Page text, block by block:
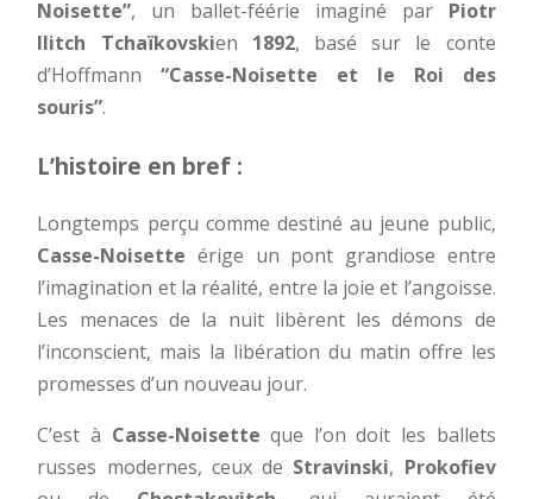
Noisette”, un ballet-féérie imaginé par Piotr
Ilitch Tchaïkovskien 1892, basé sur le conte
d’Hoffmann“Casse-Noisette et le Roi des
souris”.
L’histoire en bref :
Longtemps perçu comme destiné au jeune public,
Casse-Noisette érige un pont grandiose entre
l’imagination et la réalité, entre la joie et l’angoisse.
Les menaces de la nuit libèrent les démons de
l’inconscient, mais la libération du matin offre les
promesses d’un nouveau jour.
C’est à Casse-Noisette que l’on doit les ballets
russes modernes, ceux de Stravinski, Prokofiev